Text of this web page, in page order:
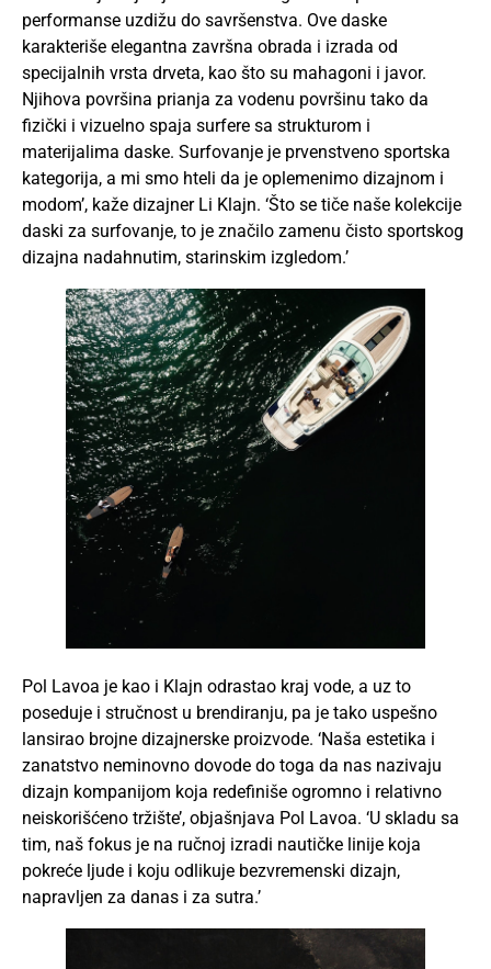
performanse uzdižu do savršenstva. Ove daske
karakteriše elegantna završna obrada i izrada od
specijalnih vrsta drveta, kao što su mahagoni i javor.
Njihova površina prianja za vodenu površinu tako da
fizički i vizuelno spaja surfere sa strukturom i
materijalima daske. Surfovanje je prvenstveno sportska
kategorija, a mi smo hteli da je oplemenimo dizajnom i
modom’, kaže dizajner Li Klajn. ‘Što se tiče naše kolekcije
daski za surfovanje, to je značilo zamenu čisto sportskog
dizajna nadahnutim, starinskim izgledom.’
Pol Lavoa je kao i Klajn odrastao kraj vode, a uz to
poseduje i stručnost u brendiranju, pa je tako uspešno
lansirao brojne dizajnerske proizvode. ‘Naša estetika i
zanatstvo neminovno dovode do toga da nas nazivaju
dizajn kompanijom koja redefiniše ogromno i relativno
neiskorišćeno tržište’, objašnjava Pol Lavoa. ‘U skladu sa
tim, naš fokus je na ručnoj izradi nautičke linije koja
pokreće ljude i koju odlikuje bezvremenski dizajn,
napravljen za danas i za sutra.’